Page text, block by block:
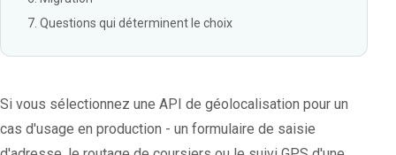
Questions qui déterminent le choix
Si vous sélectionnez une API de géolocalisation pour un
cas d'usage en production - un formulaire de saisie